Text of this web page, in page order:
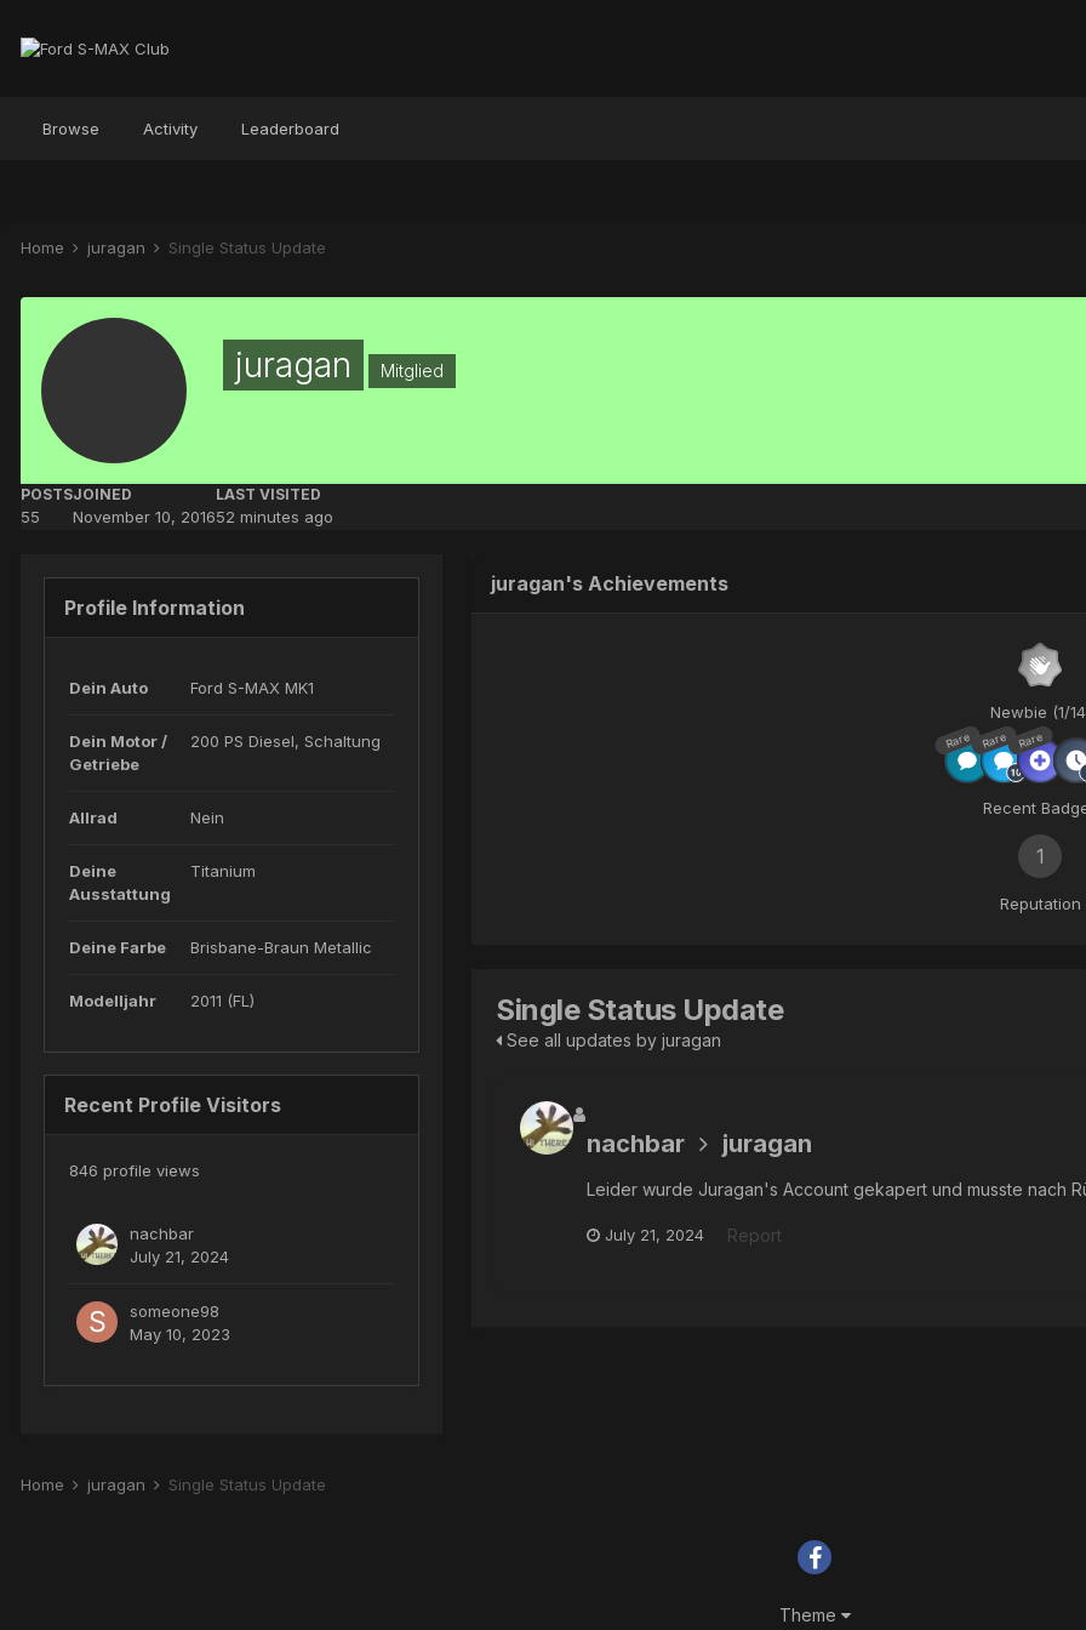
Browse Activity Leaderboard
Home juragan Single Status Update
juragan Mitglied
POSTS
55
JOINED
November 10, 2016
LAST VISITED
52 minutes ago
Profile Information
Dein Auto Ford S-MAX MK1
Dein Motor /
Getriebe
200 PS Diesel, Schaltung
Allrad Nein
Deine
Ausstattung
Titanium
Deine Farbe Brisbane-Braun Metallic
Modelljahr 2011 (FL)
Recent Profile Visitors
846 profile views
nachbar
July 21, 2024
someone98
May 10, 2023
juragan's Achievements
Newbie (1/
Rare Rare Rare
Recent
1
Reputation
Single Status Update
See all updates by juragan
nachbar juragan
Leider wurde Juragan's Account gekapert und musste nach
July 21, 2024 Report
Home juragan Single Status Update
Theme